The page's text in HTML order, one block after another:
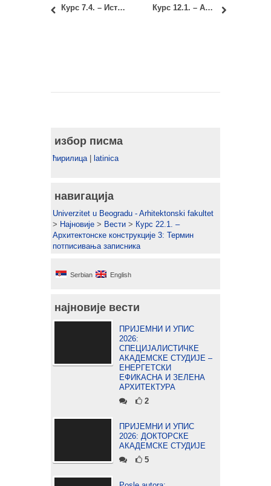
Курс 7.4. – Историја уметности 2: Враћање записника о оцењивању Курс 12.1. – Архитектонске конструкције 2: Термин потписивања записника
избор писма
ћирилица| latinica
навигација
Univerzitet u Beogradu - Arhitektonski fakultet
> Најновије > Вести > Курс 22.1. –
Архитектонске конструкције 3: Термин
потписивања записника
Serbian English
најновије вести
ПРИЈЕМНИ И УПИС
2026:
СПЕЦИЈАЛИСТИЧКЕ
АКАДЕМСКЕ СТУДИЈЕ –
ЕНЕРГЕТСКИ
ЕФИКАСНА И ЗЕЛЕНА
АРХИТЕКТУРА
2
ПРИЈЕМНИ И УПИС
2026: ДОКТОРСКЕ
АКАДЕМСКЕ СТУДИЈЕ
5